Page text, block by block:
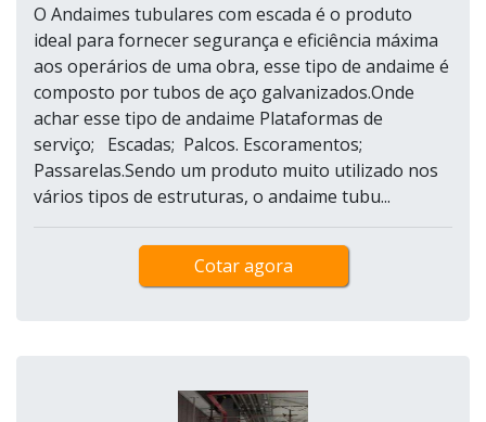
O Andaimes tubulares com escada é o produto
ideal para fornecer segurança e eficiência máxima
aos operários de uma obra, esse tipo de andaime é
composto por tubos de aço galvanizados.Onde
achar esse tipo de andaime Plataformas de
serviço; Escadas; Palcos. Escoramentos;
Passarelas.Sendo um produto muito utilizado nos
vários tipos de estruturas, o andaime tubu...
Cotar agora